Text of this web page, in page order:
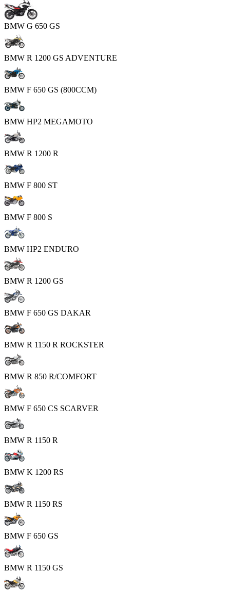
BMW G 650 GS
BMW R 1200 GS ADVENTURE
BMW F 650 GS (800CCM)
BMW HP2 MEGAMOTO
BMW R 1200 R
BMW F 800 ST
BMW F 800 S
BMW HP2 ENDURO
BMW R 1200 GS
BMW F 650 GS DAKAR
BMW R 1150 R ROCKSTER
BMW R 850 R/COMFORT
BMW F 650 CS SCARVER
BMW R 1150 R
BMW K 1200 RS
BMW R 1150 RS
BMW F 650 GS
BMW R 1150 GS